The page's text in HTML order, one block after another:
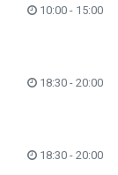
10:00 - 15:00
18:30 - 20:00
18:30 - 20:00